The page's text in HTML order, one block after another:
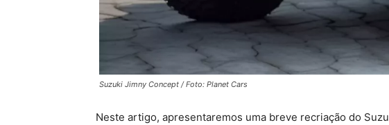
Suzuki Jimny Concept / Foto: Planet Cars
Neste artigo, apresentaremos uma breve recriação do